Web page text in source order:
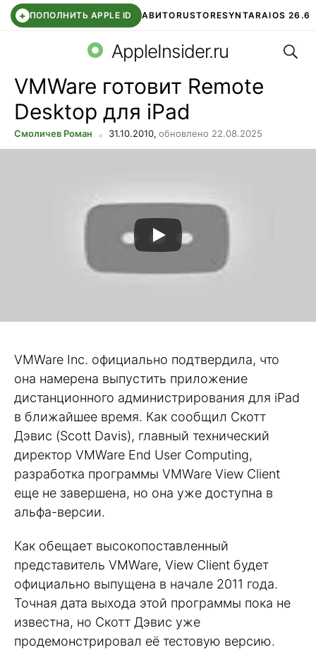
+ ПОПОЛНИТЬ APPLE ID АВИТОRUSTORESYNTARAIOS 26.6
СБЕР КИДС ЧАТ ROBLOXВТБ ОНЛАЙН
AppleInsider.ru
VMWare готовит Remote
Desktop для iPad
Смоличев Роман 31.10.2010, обновлено 22.08.2025
VMWare Inc. официально подтвердила, что
она намерена выпустить приложение
дистанционного администрирования для iPad
в ближайшее время. Как сообщил Скотт
Дэвис (Scott Davis), главный технический
директор VMWare End User Computing,
разработка программы VMWare View Client
еще не завершена, но она уже доступна в
альфа-версии.
Как обещает высокопоставленный
представитель VMWare, View Client будет
официально выпущена в начале 2011 года.
Точная дата выхода этой программы пока не
известна, но Скотт Дэвис уже
продемонстрировал её тестовую версию.